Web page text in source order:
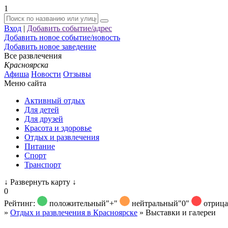
1
Вход | Добавить событие/адрес
Добавить новое событие/новость
Добавить новое заведение
Все развлечения
Красноярска
Афиша Новости Отзывы
Меню сайта
Активный отдых
Для детей
Для друзей
Красота и здоровье
Отдых и развлечения
Питание
Спорт
Транспорт
↓ Развернуть карту ↓
0
Рейтинг:
положительный"+" нейтральный"0"
» Отдых и развлечения в Красноярске » Выставки и галереи